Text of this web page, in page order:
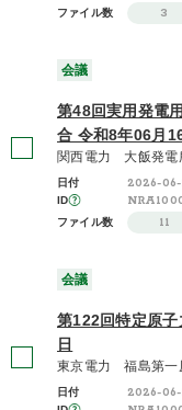
ファイル数 3
会議
第48回実用発電
合 令和8年06月
関西電力 大飯発電
日付 2026-06-
ID
ファイル数 11
会議
第122回特定原
日
東京電力 福島第一
日付 2026-06-